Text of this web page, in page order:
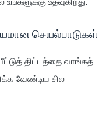
செயல்பாடுகள்
திட்டத்தை வாங்கத்
வேண்டிய சில